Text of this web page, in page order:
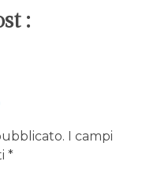
:
I campi
*